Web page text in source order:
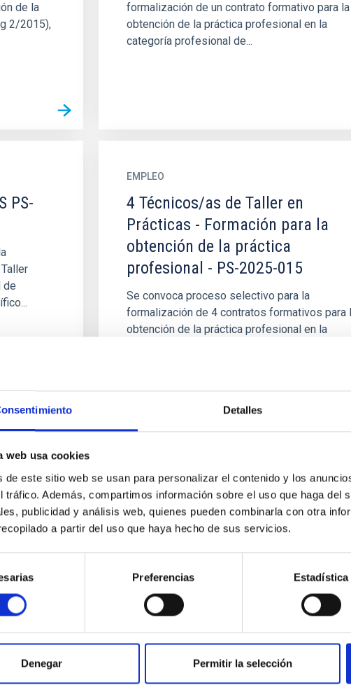
Detalles
web usa cookies
de este sitio web se usan para personalizar el contenido y los
tráfico. Además, compartimos información sobre el uso que haga del
publicidad y análisis web, quienes pueden combinarla con otra
a partir del uso que haya hecho de sus servicios.
Preferencias Estadística
Denegar Permitir la selección
de la
2/2015),
formalización de un contrato formativo para la
obtención de la práctica profesional en la
categoría profesional de...
PS-
de
EMPLEO
4 Técnicos/as de Taller en
Prácticas - Formación para la
obtención de la práctica
profesional - PS-2025-015
Se convoca proceso selectivo para la
formalización de 4 contratos formativos para
obtención de la práctica profesional en la
la
de
6 Administrativos/as-Formación
para la obtención de la práctica
profesional.PS-2026-026
Se convoca proceso selectivo para formalizar
seis contratos formativos para la obtención de
la práctica profesional, (11.3, del RDLeg